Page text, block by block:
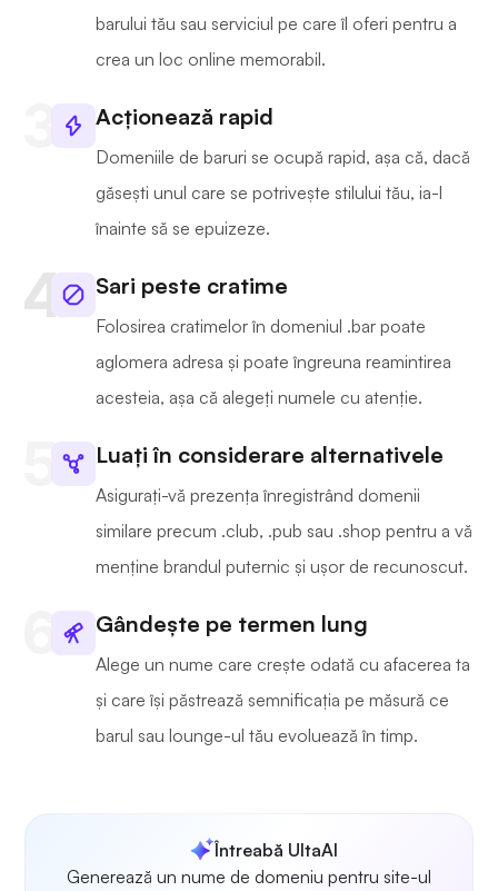
barului tău sau serviciul pe care îl oferi pentru a
crea un loc online memorabil.
Acționează rapid
Domeniile de baruri se ocupă rapid, așa că, dacă
găsești unul care se potrivește stilului tău, ia-l
înainte să se epuizeze.
Sari peste cratime
Folosirea cratimelor în domeniul .bar poate
aglomera adresa și poate îngreuna reamintirea
acesteia, așa că alegeți numele cu atenție.
Luați în considerare alternativele
Asigurați-vă prezența înregistrând domenii
similare precum .club, .pub sau .shop pentru a vă
menține brandul puternic și ușor de recunoscut.
Gândește pe termen lung
Alege un nume care crește odată cu afacerea ta
și care își păstrează semnificația pe măsură ce
barul sau lounge-ul tău evoluează în timp.
Întreabă UltaAI
Generează un nume de domeniu pentru site-ul